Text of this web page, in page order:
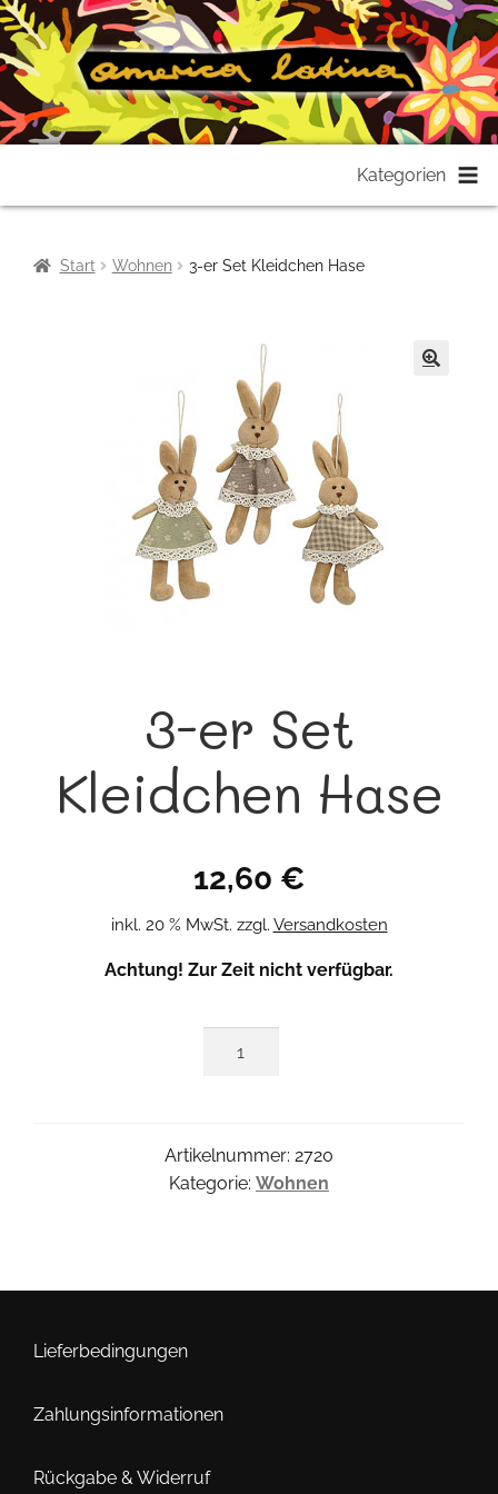
springen
springen
Kategorien
Start Wohnen 3-er Set Kleidchen Hase
3-er Set
Kleidchen Hase
12,60 €
inkl. 20 % MwSt. zzgl. Versandkosten
Achtung! Zur Zeit nicht verfügbar.
Hase
Menge
Artikelnummer: 2720
Kategorie: Wohnen
Lieferbedingungen
Zahlungsinformationen
Rückgabe & Widerruf